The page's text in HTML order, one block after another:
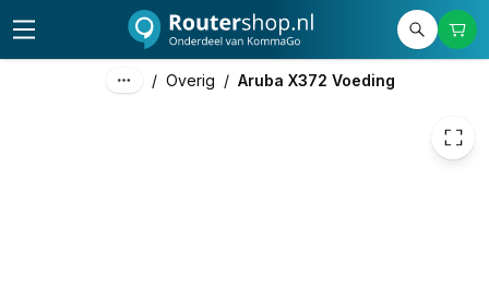
/ Overig / Aruba X372 Voeding
367,00 excl. btw
444,07 incl. btw